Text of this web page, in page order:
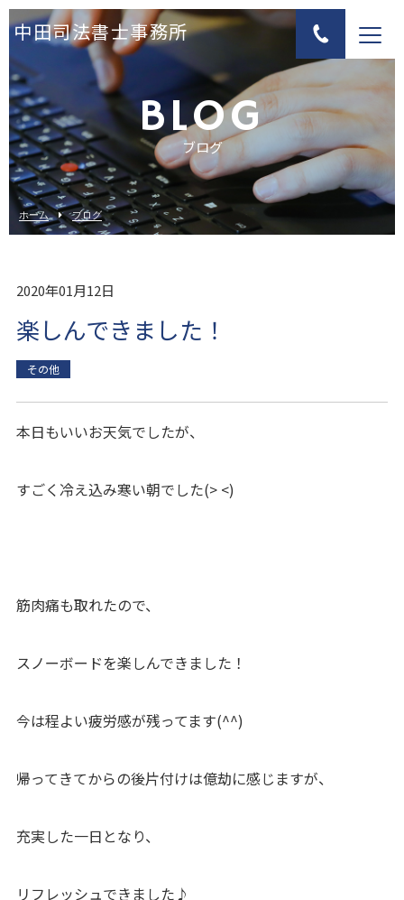
中田司法書士事務所
BLOG
ブログ
ホーム ブログ
2020年01月12日
楽しんできました！
その他
本日もいいお天気でしたが、
すごく冷え込み寒い朝でした(> <)
筋肉痛も取れたので、
スノーボードを楽しんできました！
今は程よい疲労感が残ってます(^^)
帰ってきてからの後片付けは億劫に感じますが、
充実した一日となり、
リフレッシュできました♪